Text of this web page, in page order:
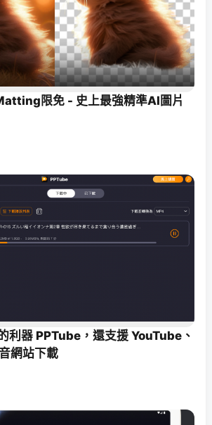
限免 - 史上最強精準AI圖片
利器 PPTube，還支援 YouTube、
網站下載